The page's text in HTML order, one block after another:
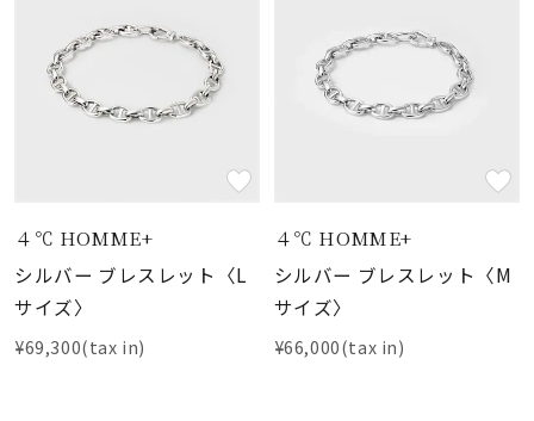
４℃ HOMME+
シルバー ブレスレット〈L
サイズ〉
¥69,300(tax in)
４℃ HOMME+
シルバー ブレスレット〈M
サイズ〉
¥66,000(tax in)